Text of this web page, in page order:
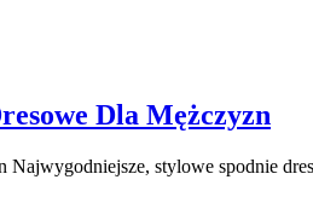
Dla Mężczyzn
Najwygodniejsze, stylowe spodnie